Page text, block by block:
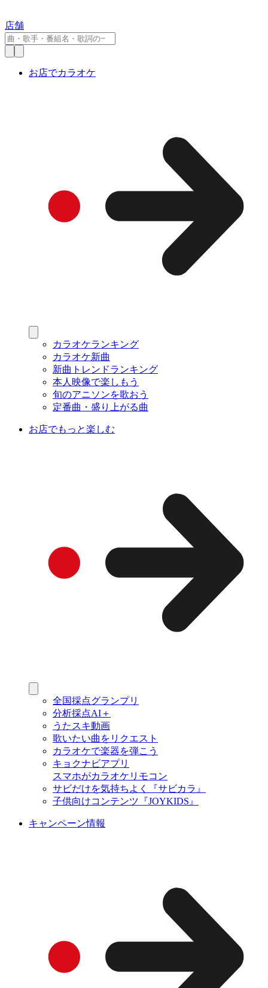
店舗
お店でカラオケ
カラオケランキング
カラオケ新曲
新曲トレンドランキング
本人映像で楽しもう
旬のアニソンを歌おう
定番曲・盛り上がる曲
お店でもっと楽しむ
全国採点グランプリ
分析採点AI＋
うたスキ動画
歌いたい曲をリクエスト
カラオケで楽器を弾こう
キョクナビアプリ
スマホがカラオケリモコン
サビだけを気持ちよく『サビカラ』
子供向けコンテンツ『JOYKIDS』
キャンペーン情報